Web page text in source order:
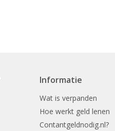
Informatie
Wat is verpanden
Hoe werkt geld lenen
Contantgeldnodig.nl?